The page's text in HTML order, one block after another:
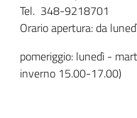
Tel. 348-9218701
Orario apertura: da
pomeriggio: lunedì -
inverno 15.00-17.00)